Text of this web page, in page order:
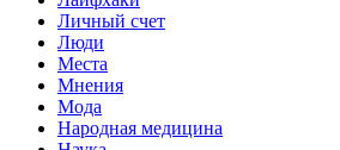
Личный счет
Люди
Места
Мнения
Мода
Народная медицина